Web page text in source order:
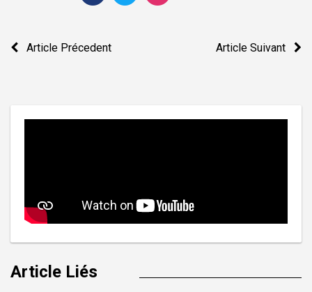
Navigation
Article Précedent Article Suivant
Article Liés